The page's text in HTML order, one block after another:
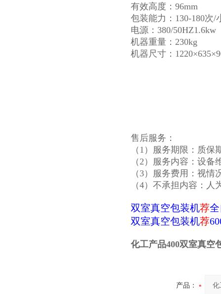
有效高度：96mm
包装能力：130-180次/
电源：380/50HZ1.6kw
机器重量：230kg
机器尺寸：
售后服务：
（1）服务期限：质
（2）服务内容：设
（3）服务费用：视情
（4）不承担内容：人
双室真空包装机荐
双室真空包装机荐
化工产品400双室真空
产品：